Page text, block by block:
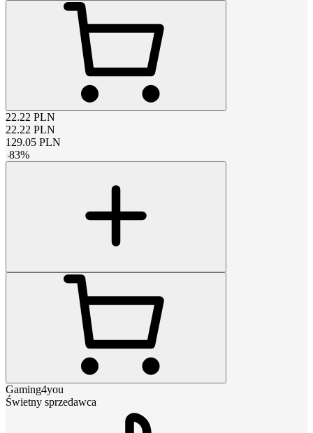
22.22 PLN
22.22 PLN
129.05 PLN
-83%
Gaming4you
Świetny sprzedawca